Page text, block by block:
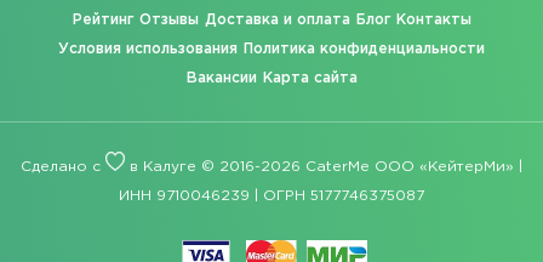
Рейтинг Отзывы Доставка и оплата Блог Контакты
Условия использования Политика конфиденциальности
Вакансии Карта сайта
Сделано с в Калуге © 2016-2026 CaterMe ООО «КейтерМи» |
ИНН 9710046239 | ОГРН 5177746375087